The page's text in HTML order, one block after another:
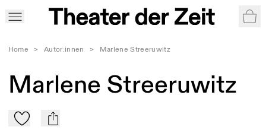
Home > Autor:innen > Marlene Streeruwitz
Marlene Streeruwitz
Zu Mein-TdZ hinzufügen
mail